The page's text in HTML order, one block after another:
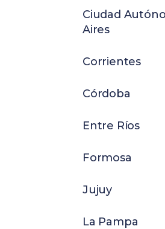
Ciudad
Aires
Corrientes
Córdoba
Entre Ríos
Formosa
Jujuy
La Pampa